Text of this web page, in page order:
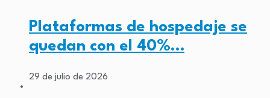
Plataformas de hospedaje se
quedan con el 40%…
29 de julio de 2026